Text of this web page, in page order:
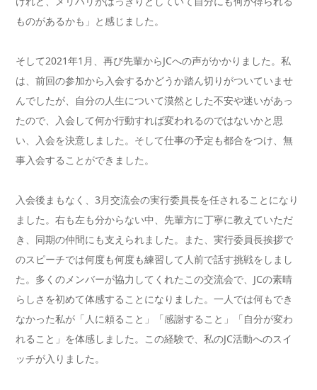
ものがあるかも」と感じました。
そして2021年1月、再び先輩からJCへの声がかかりました。私
は、前回の参加から入会するかどうか踏ん切りがついていませ
んでしたが、自分の人生について漠然とした不安や迷いがあっ
たので、入会して何か行動すれば変われるのではないかと思
い、入会を決意しました。そして仕事の予定も都合をつけ、無
事入会することができました。
入会後まもなく、3月交流会の実行委員長を任されることになり
ました。右も左も分からない中、先輩方に丁寧に教えていただ
き、同期の仲間にも支えられました。また、実行委員長挨拶で
のスピーチでは何度も何度も練習して人前で話す挑戦をしまし
た。多くのメンバーが協力してくれたこの交流会で、JCの素晴
らしさを初めて体感することになりました。一人では何もでき
なかった私が「人に頼ること」「感謝すること」「自分が変わ
れること」を体感しました。この経験で、私のJC活動へのスイ
ッチが入りました。